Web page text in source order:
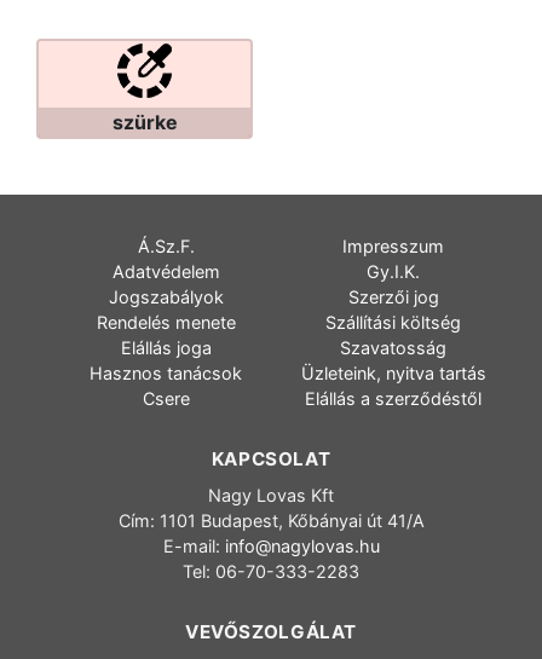
szürke
Á.Sz.F.
Impresszum
Adatvédelem
Gy.I.K.
Jogszabályok
Szerzői jog
Rendelés menete
Szállítási költség
Elállás joga
Szavatosság
Hasznos tanácsok
Üzleteink, nyitva tartás
Csere
Elállás a szerződéstől
KAPCSOLAT
Nagy Lovas Kft
Cím: 1101 Budapest, Kőbányai út 41/A
E-mail: info@nagylovas.hu
Tel: 06-70-333-2283
VEVŐSZOLGÁLAT